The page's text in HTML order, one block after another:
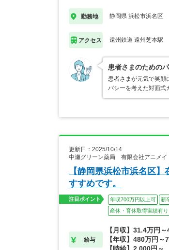
勤務地 静岡県 浜松市浜名区
アクセス 遠州鉄道 遠州芝本駅
患者さまのための
患者さまが元気で笑顔
バシーを考えた対面式
更新日：2025/10/14
中瀬グリーン薬局 有限会社アニメイ
【静岡県浜松市浜名区
すすめです。
注目ポイント 年収700万円以上可 新
産休・育休取得実績有り
給与
【月収】31.4万円
【年収】480万円